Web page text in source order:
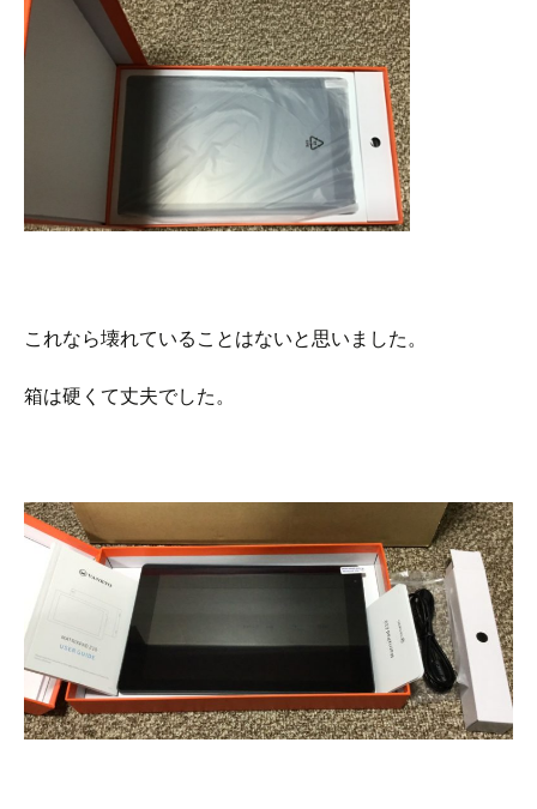
これなら壊れていることはないと思いました。
箱は硬くて丈夫でした。